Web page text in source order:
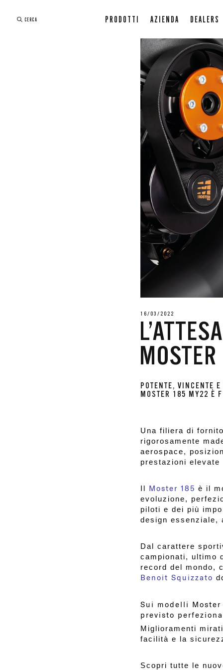
CERCA PRODOTTI AZIENDA DEALERS
16/03/2022
POTENTE, VINCENTE
MOSTER 185 MY22 È
Una filiera di
rigorosamente
aerospace,
prestazioni
Il Moster 185è il
evoluzione,
piloti e dei più
design essenziale,
Dal carattere
campionati, ultimo
record del mondo,
Benoit Squizzato
Sui modelli
previsto
Miglioramenti
facilità e la
Scopri tutte le